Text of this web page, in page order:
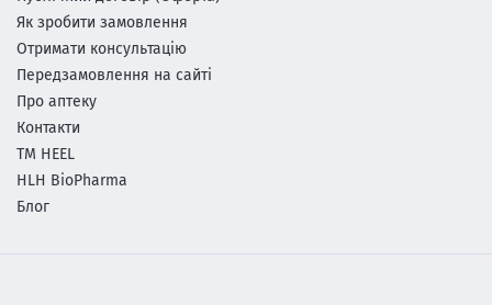
Як зробити замовлення
Отримати консультацію
Передзамовлення на сайті
Про аптеку
Контакти
ТМ HEEL
HLH BioPharma
Блог